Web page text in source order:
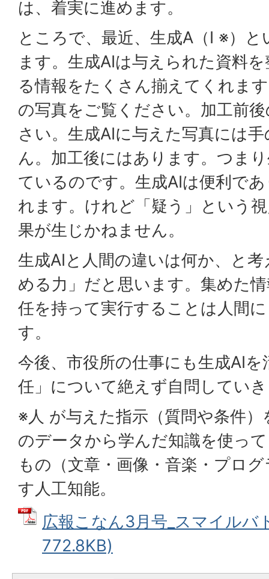
は、着実に進めます。
ところで、最近、生成A（I ※）
ます。生成AIは与えられた資料
る情報をたくさん揃えてくれま
の写真をご覧ください。加工前
さい。生成AIに与えた写真には
ん。加工後にはあります。つま
ているのです。生成AIは便利で
れます。けれど「疑う」という
果が生じかねません。
生成AIと人間の違いは何か、と
める力」だと思います。集めた
任を持って実行することは人間
す。
今後、市役所の仕事にも生成AI
任」について絶えず自問してい
※人 が与えた指示（質問や条件
のデータから学んだ知識を使っ
もの（文章・画像・音楽・プロ
す人工知能。
広報こなん3月号_スマイルバ
772.8KB)